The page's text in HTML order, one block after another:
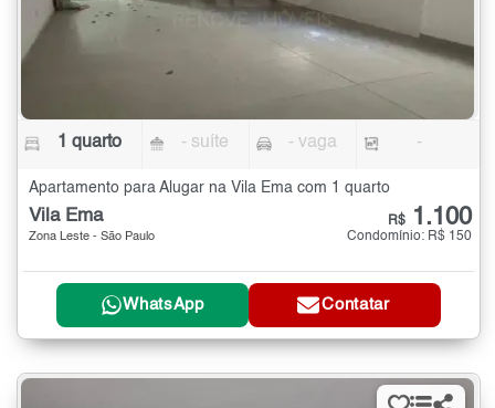
1 quarto - suíte - vaga -
Apartamento para Alugar na Vila Ema com 1 quarto
Vila Ema
Zona Leste - São Paulo
R$ 1.100
Condomínio: R$ 150
WhatsApp Contatar